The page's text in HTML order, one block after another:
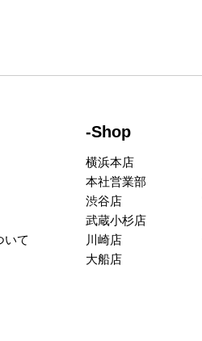
いて
-Shop
横浜本店
本社営業部
渋谷店
武蔵小杉店
川崎店
大船店